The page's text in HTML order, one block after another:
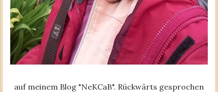
auf meinem Blog "NeKCaB". Rückwärts gesprochen